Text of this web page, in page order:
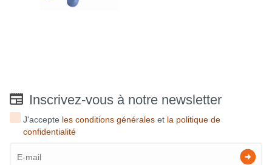
Inscrivez-vous à notre newsletter
J'accepte les conditions générales et la politique de
confidentialité